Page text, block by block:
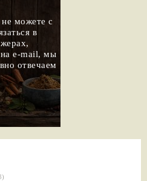
можете с
в
e-mail, мы
отвечаем